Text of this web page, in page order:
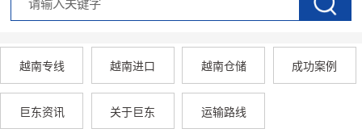
越南专线 越南进口 越南仓储 成功案例
巨东资讯 关于巨东 运输路线